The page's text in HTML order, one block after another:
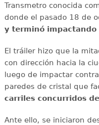
Transmetro conocida
donde el pasado 18 de
y terminó impactando
El tráiler hizo que la
con dirección hacia la
luego de impactar
paredes de cristal que
carriles concurridos
Ante ello, se iniciaron